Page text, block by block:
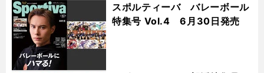
スポルティーバ バレーボール
特集号 Vol.4 6月30日発売